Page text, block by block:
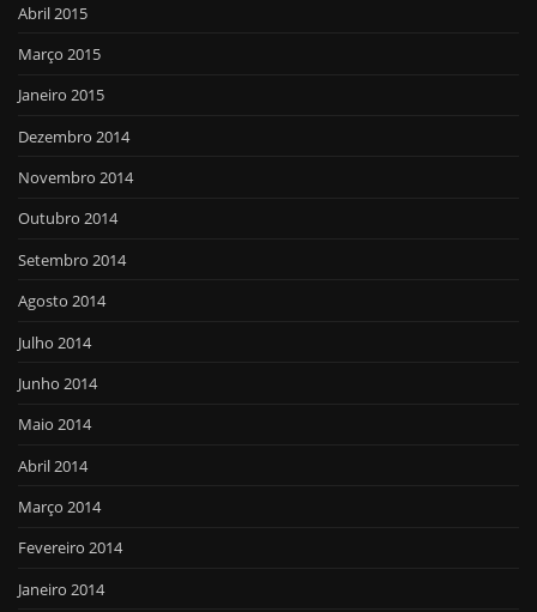
Abril 2015
Março 2015
Janeiro 2015
Dezembro 2014
Novembro 2014
Outubro 2014
Setembro 2014
Agosto 2014
Julho 2014
Junho 2014
Maio 2014
Abril 2014
Março 2014
Fevereiro 2014
Janeiro 2014